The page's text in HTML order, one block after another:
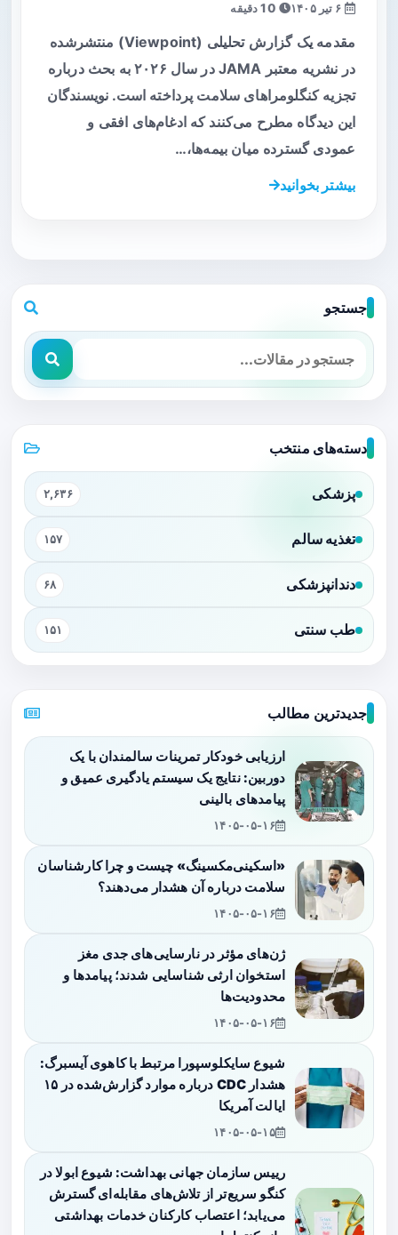
مقدمه یک گزارش تحلیلی (Viewpoint) منتشرشده
در نشریه معتبر JAMA در سال ۲۰۲۶ به بحث درباره
تجزیه کنگلومراهای سلامت پرداخته است. نویسندگان
این دیدگاه مطرح می‌کنند که ادغام‌های افقی و
عمودی گسترده میان بیمه‌ها،…
بیشتر بخوانید
جستجو
دسته‌های منتخب
پزشکی ۲,۶۳۶
تغذیه سالم ۱۵۷
دندانپزشکی ۶۸
طب سنتی ۱۵۱
جدیدترین مطالب
ارزیابی خودکار تمرینات سالمندان با یک
دوربین: نتایج یک سیستم یادگیری عمیق و
پیامدهای بالینی
۱۴۰۵-۰۵-۱۶
«اسکینی‌مکسینگ» چیست و چرا کارشناسان
سلامت درباره آن هشدار می‌دهند؟
۱۴۰۵-۰۵-۱۶
ژن‌های مؤثر در نارسایی‌های جدی مغز
استخوان ارثی شناسایی شدند؛ پیامدها و
محدودیت‌ها
۱۴۰۵-۰۵-۱۶
شیوع سایکلوسپورا مرتبط با کاهوی آیسبرگ:
هشدار CDC درباره موارد گزارش‌شده در ۱۵
ایالت آمریکا
۱۴۰۵-۰۵-۱۵
رییس سازمان جهانی بهداشت: شیوع ابولا در
کنگو سریع‌تر از تلاش‌های مقابله‌ای گسترش
می‌یابد؛ اعتصاب کارکنان خدمات بهداشتی